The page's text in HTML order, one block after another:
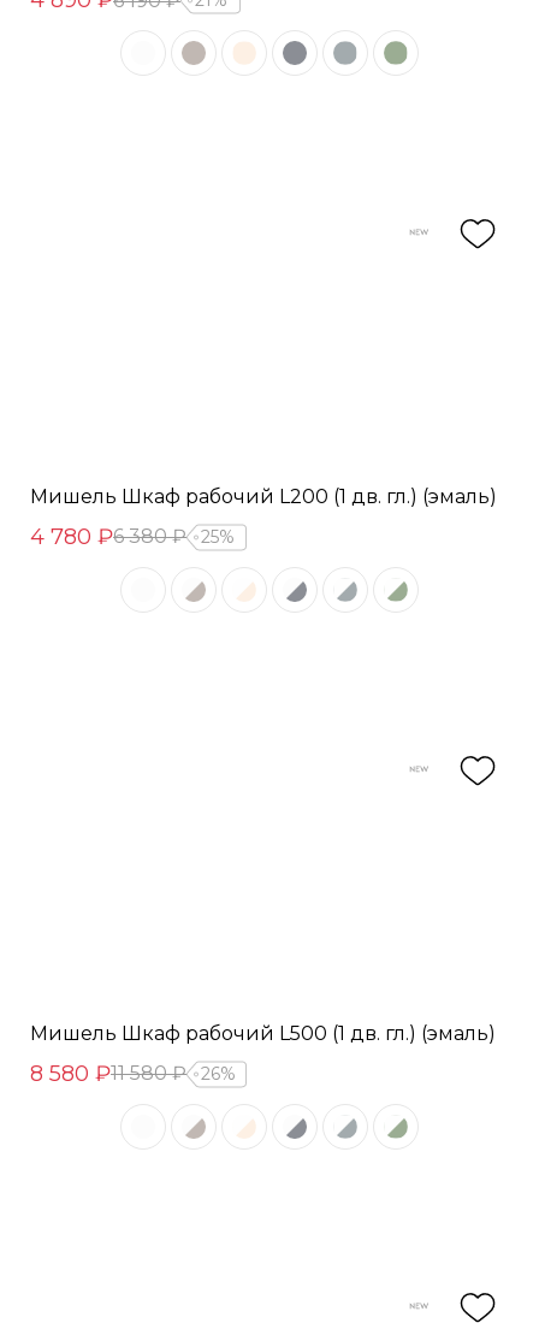
Мишель Шкаф рабочий L200 (1 дв. гл.) (эмаль)
4 780 ₽6 380 ₽ 25%
Мишель Шкаф рабочий L500 (1 дв. гл.) (эмаль)
8 580 ₽11 580 ₽ 26%